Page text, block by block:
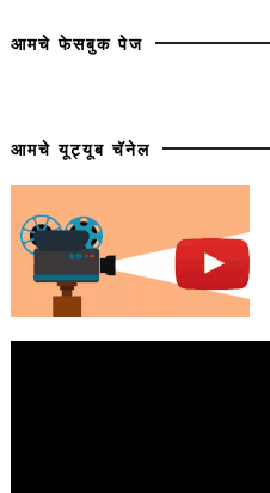
आमचे फेसबुक पेज
आमचे यूट्यूब चॅनेल